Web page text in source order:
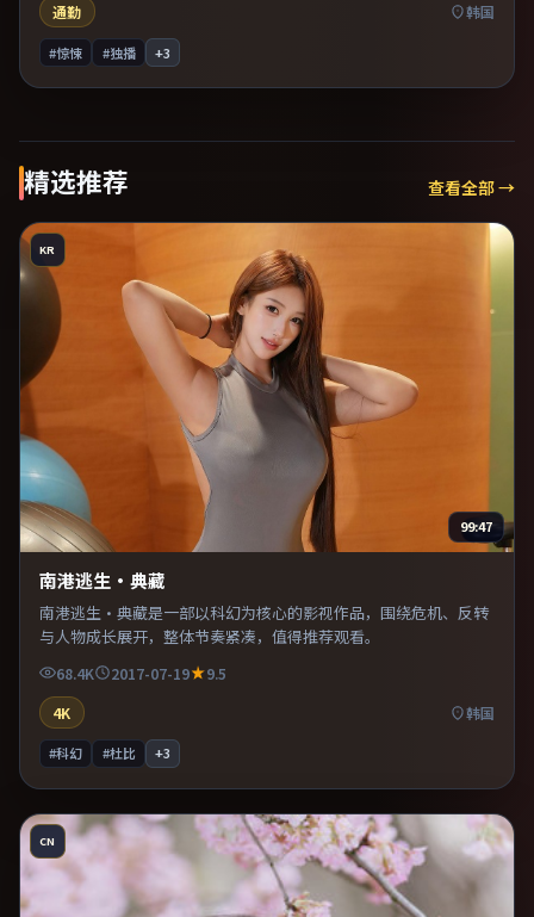
通勤
韩国
#惊悚 #独播 +3
精选推荐 查看全部 →
KR
99:47
南港逃生·典藏
南港逃生·典藏是一部以科幻为核心的影视作品，围绕危机、反转
与人物成长展开，整体节奏紧凑，值得推荐观看。
68.4K 2017-07-19
9.5
4K
韩国
#科幻 #杜比 +3
CN